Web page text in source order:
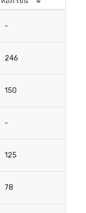
-
246
150
-
125
78